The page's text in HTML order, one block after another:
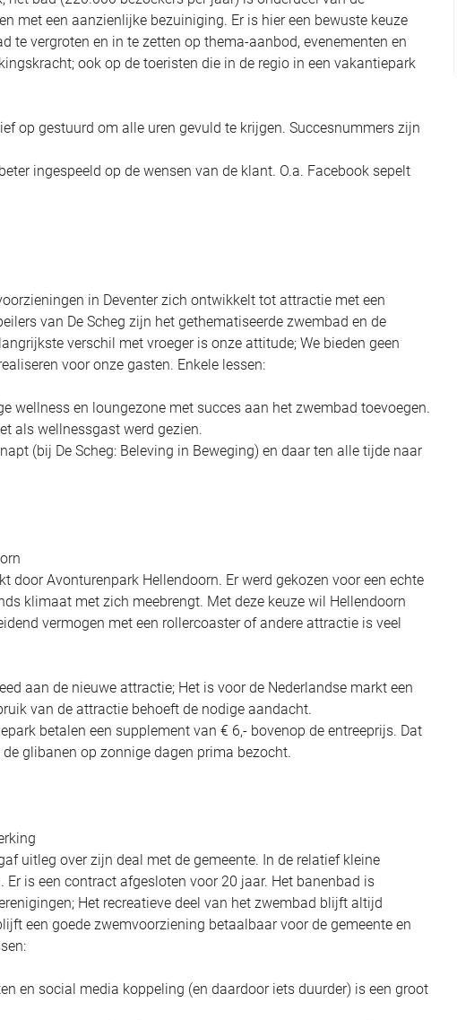
met een aanzienlijke bezuiniging. Er is hier een bewuste keuze
te vergroten en in te zetten op thema-aanbod, evenementen en
ook op de toeristen die in de regio in een vakantiepark
op gestuurd om alle uren gevuld te krijgen. Succesnummers zijn
ingespeeld op de wensen van de klant. O.a. Facebook sepelt
in Deventer zich ontwikkelt tot attractie met een
van De Scheg zijn het gethematiseerde zwembad en de
verschil met vroeger is onze attitude; We bieden geen
voor onze gasten. Enkele lessen:
wellness en loungezone met succes aan het zwembad toevoegen.
als wellnessgast werd gezien.
(bij De Scheg: Beleving in Beweging) en daar ten alle tijde naar
door Avonturenpark Hellendoorn. Er werd gekozen voor een echte
klimaat met zich meebrengt. Met deze keuze wil Hellendoorn
vermogen met een rollercoaster of andere attractie is veel
aan de nieuwe attractie; Het is voor de Nederlandse markt een
van de attractie behoeft de nodige aandacht.
betalen een supplement van € 6,- bovenop de entreeprijs. Dat
glibanen op zonnige dagen prima bezocht.
uitleg over zijn deal met de gemeente. In de relatief kleine
is een contract afgesloten voor 20 jaar. Het banenbad is
Het recreatieve deel van het zwembad blijft altijd
een goede zwemvoorziening betaalbaar voor de gemeente en
en social media koppeling (en daardoor iets duurder) is een groot